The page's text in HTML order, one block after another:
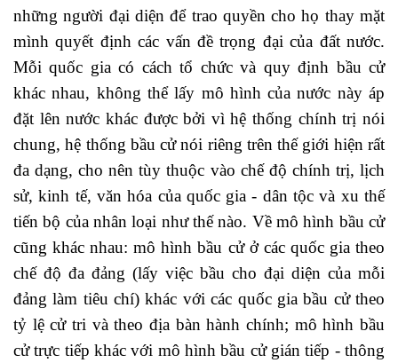
những người đại diện để trao quyền cho họ thay mặt
mình quyết định các vấn đề trọng đại của đất nước.
Mỗi quốc gia có cách tổ chức và quy định bầu cử
khác nhau, không thể lấy mô hình của nước này áp
đặt lên nước khác được bởi vì hệ thống chính trị nói
chung, hệ thống bầu cử nói riêng trên thế giới hiện rất
đa dạng, cho nên tùy thuộc vào chế độ chính trị, lịch
sử, kinh tế, văn hóa của quốc gia - dân tộc và xu thế
tiến bộ của nhân loại như thế nào. Về mô hình bầu cử
cũng khác nhau: mô hình bầu cử ở các quốc gia theo
chế độ đa đảng (lấy việc bầu cho đại diện của mỗi
đảng làm tiêu chí) khác với các quốc gia bầu cử theo
tỷ lệ cử tri và theo địa bàn hành chính; mô hình bầu
cử trực tiếp khác với mô hình bầu cử gián tiếp - thông